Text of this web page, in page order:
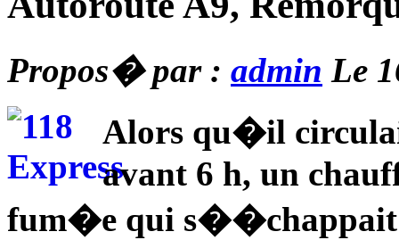
Propos� par : admin Le
Alors qu�il
avant 6 h, un
fum�e qui s��chappait